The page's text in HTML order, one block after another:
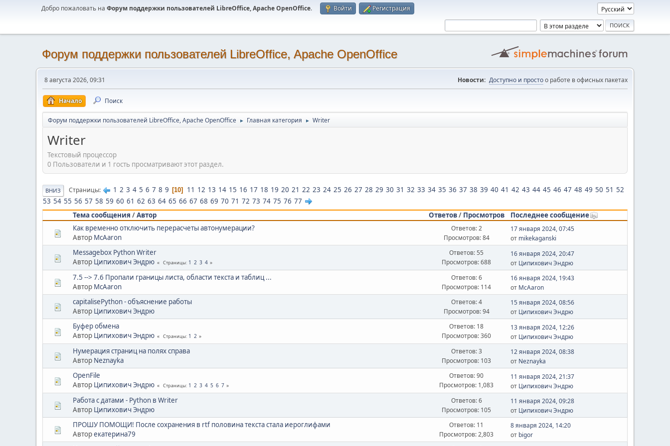
Добро пожаловать на Форум поддержки пользователей LibreOffice, Apache OpenOffice. Войти Регистрация
Форум поддержки пользователей LibreOffice, Apache OpenOffice
8 августа 2026, 09:31 Новости: Доступно и простоо работе в офисных пакетах
Начало Поиск
Форум поддержки пользователей LibreOffice, Apache OpenOffice ► Главная категория ► Writer
Writer
Текстовый процессор
0 Пользователи и 1 гость просматривают этот раздел.
ВНИЗ Страницы 1 2 3 4 5 6 7 8 9 10 11 12 13 14 15 16 17 18 19 20 21 22 23 24 25 26 27 28 29 30 31 32 33 34 35 36 37 38 39 40 41 42 43 44 45 46 47 48 49 50 51 52
53 54 55 56 57 58 59 60 61 62 63 64 65 66 67 68 69 70 71 72 73 74 75 76 77
Тема сообщения /Автор Ответов/ Просмотров
Последнее сообщение
Как временно отключить перерасчеты автонумерации?
Автор McAaron
Ответов: 2
Просмотров: 84
17 января 2024, 07:45
от mikekaganski
Messagebox Python Writer
Автор Ципихович Эндрю Страницы 1 2 3 4
Ответов: 55
Просмотров: 688
16 января 2024, 20:47
от Ципихович Эндрю
7.5 --> 7.6 Пропали границы листа, области текста и таблиц ...
Автор McAaron
Ответов: 6
Просмотров: 114
16 января 2024, 19:43
от McAaron
capitalisePython - объяснение работы
Автор Ципихович Эндрю
Ответов: 4
Просмотров: 94
15 января 2024, 08:56
от Ципихович Эндрю
Буфер обмена
Автор Ципихович Эндрю Страницы 1 2
Ответов: 18
Просмотров: 360
13 января 2024, 12:26
от Ципихович Эндрю
Нумерация страниц на полях справа
Автор Neznayka
Ответов: 3
Просмотров: 103
12 января 2024, 08:38
от Neznayka
OpenFile
Автор Ципихович Эндрю Страницы 1 2 3 4 5 6 7
Ответов: 90
Просмотров: 1,083
11 января 2024, 21:37
от Ципихович Эндрю
Работа с датами - Python в Writer
Автор Ципихович Эндрю
Ответов: 6
Просмотров: 105
11 января 2024, 09:28
от Ципихович Эндрю
ПРОШУ ПОМОЩИ! После сохранения в rtf половина текста стала иероглифами
Авторекатерина79
Ответов: 11
Просмотров: 2,803
8 января 2024, 14:20
от bigor